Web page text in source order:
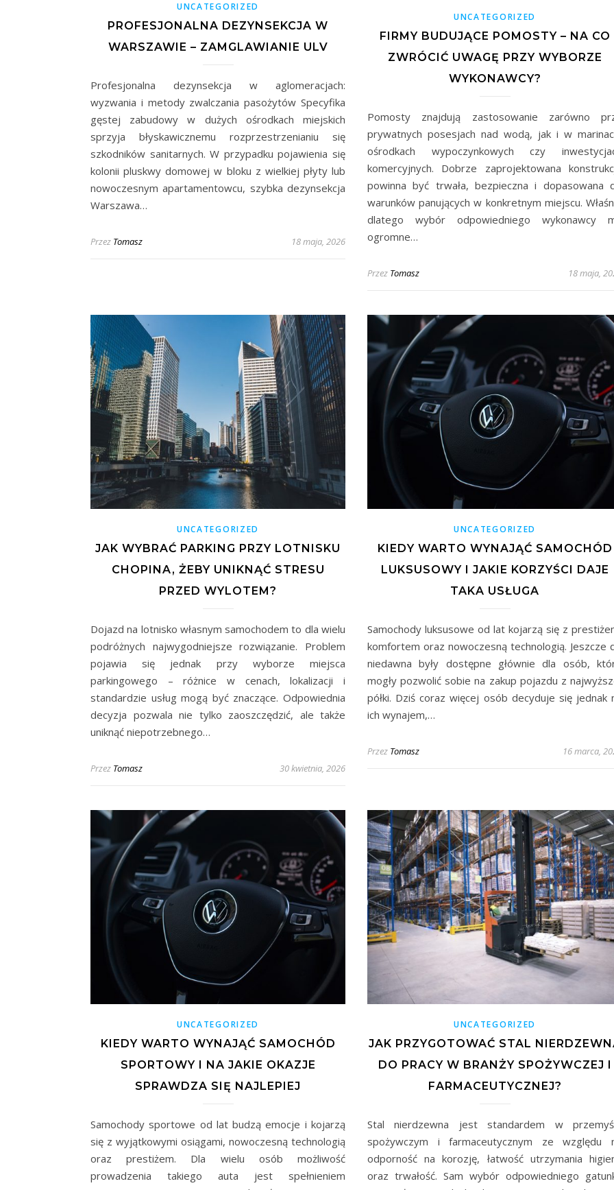
UNCATEGORIZED
PROFESJONALNA DEZYNSEKCJA W
WARSZAWIE – ZAMGLAWIANIE ULV
Profesjonalna dezynsekcja w aglomeracjach:
wyzwania i metody zwalczania pasożytów Specyfika
gęstej zabudowy w dużych ośrodkach miejskich
sprzyja błyskawicznemu rozprzestrzenianiu się
szkodników sanitarnych. W przypadku pojawienia się
kolonii pluskwy domowej w bloku z wielkiej płyty lub
nowoczesnym apartamentowcu, szybka dezynsekcja
Warszawa…
Przez Tomasz 18 maja, 2026
UNCATEGORIZED
FIRMY BUDUJĄCE POMOSTY – NA CO
ZWRÓCIĆ UWAGĘ PRZY WYBORZE
WYKONAWCY?
Pomosty znajdują zastosowanie zarówno
prywatnych posesjach nad wodą, jak i w
ośrodkach wypoczynkowych czy
komercyjnych. Dobrze zaprojektowana
powinna być trwała, bezpieczna i dopasowana
warunków panujących w konkretnym miejscu.
dlatego wybór odpowiedniego wykonawcy
ogromne…
Przez Tomasz 18 maja,
UNCATEGORIZED
JAK WYBRAĆ PARKING PRZY LOTNISKU
CHOPINA, ŻEBY UNIKNĄĆ STRESU
PRZED WYLOTEM?
Dojazd na lotnisko własnym samochodem to dla wielu
podróżnych najwygodniejsze rozwiązanie. Problem
pojawia się jednak przy wyborze miejsca
parkingowego – różnice w cenach, lokalizacji i
standardzie usług mogą być znaczące. Odpowiednia
decyzja pozwala nie tylko zaoszczędzić, ale także
uniknąć niepotrzebnego…
Przez Tomasz 30 kwietnia, 2026
UNCATEGORIZED
KIEDY WARTO WYNAJĄĆ SAMOCHÓD
LUKSUSOWY I JAKIE KORZYŚCI DAJE
TAKA USŁUGA
Samochody luksusowe od lat kojarzą się z
komfortem oraz nowoczesną technologią. Jeszcze
niedawna były dostępne głównie dla osób,
mogły pozwolić sobie na zakup pojazdu z
półki. Dziś coraz więcej osób decyduje się jednak
ich wynajem,…
Przez Tomasz 16 marca,
UNCATEGORIZED
KIEDY WARTO WYNAJĄĆ SAMOCHÓD
SPORTOWY I NA JAKIE OKAZJE
SPRAWDZA SIĘ NAJLEPIEJ
Samochody sportowe od lat budzą emocje i kojarzą
się z wyjątkowymi osiągami, nowoczesną technologią
oraz prestiżem. Dla wielu osób możliwość
prowadzenia takiego auta jest spełnieniem
UNCATEGORIZED
JAK PRZYGOTOWAĆ STAL
DO PRACY W BRANŻY SPOŻYWCZEJ I
FARMACEUTYCZNEJ?
Stal nierdzewna jest standardem w
spożywczym i farmaceutycznym ze względu
odporność na korozję, łatwość utrzymania
oraz trwałość. Sam wybór odpowiedniego